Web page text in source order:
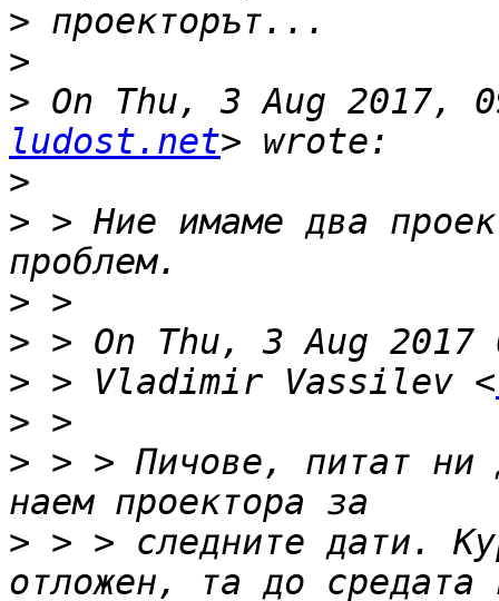
>
>
> On Thu, 3 Aug 2017,
ludost.net
>
> > Ние имаме два
>
>
> > Vladimir Vassilev <
>
> > > Пичове, питат ни
> > > следните дати.